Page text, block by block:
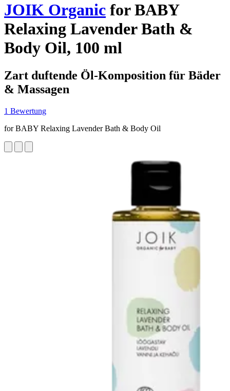
JOIK Organic for BABY
Relaxing Lavender Bath &
Body Oil, 100 ml
Zart duftende Öl-Komposition für Bäder
& Massagen
1 Bewertung
for BABY Relaxing Lavender Bath & Body Oil